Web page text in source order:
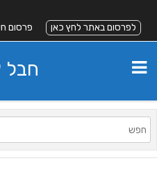
לפרסום באתר לחץ כאן
פרסום
חבל